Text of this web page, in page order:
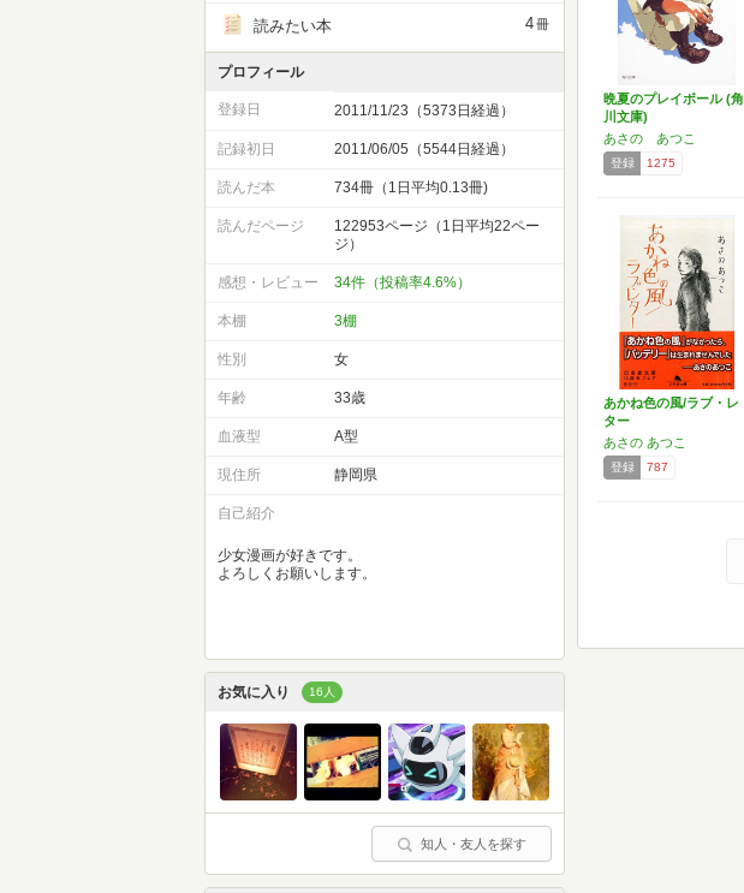
晩夏のプレイボール (角
川文庫)
あさの あつこ
登録 1275
あかね色の風/ラブ・レ
ター
あさの あつこ
登録 787
読みたい本 4冊
プロフィール
登録日 2011/11/23（5373日経過）
記録初日 2011/06/05（5544日経過）
読んだ本 734冊（1日平均0.13冊)
読んだページ
122953ページ（1日平均22ペー
ジ）
感想・レビュー 34件（投稿率4.6%）
本棚 3棚
性別 女
年齢 33歳
血液型 A型
現住所 静岡県
自己紹介
少女漫画が好きです。
よろしくお願いします。
お気に入り 16人
知人・友人を探す